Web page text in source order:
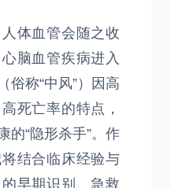
体血管会随之收
脑血管疾病进入
俗称“中风”）因高
死亡率的特点，
的“隐形杀手”。作
结合临床经验与
早期识别、急救